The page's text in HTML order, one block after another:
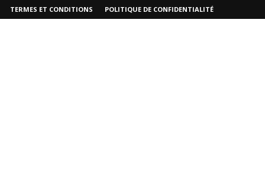
TERMES ET CONDITIONS POLITIQUE DE CONFIDENTIALITÉ